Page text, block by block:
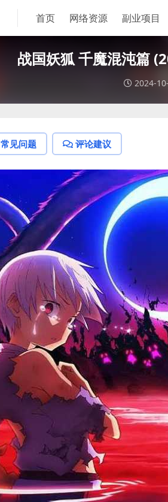
首页 网络资源 副业项目
战国妖狐 千魔混沌篇
2024-
常见问题 评论建议